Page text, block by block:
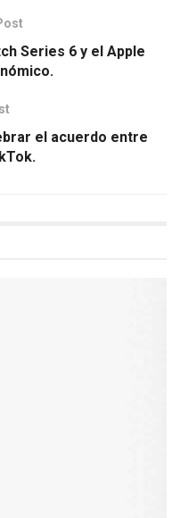
Series 6 y el Apple
el acuerdo entre